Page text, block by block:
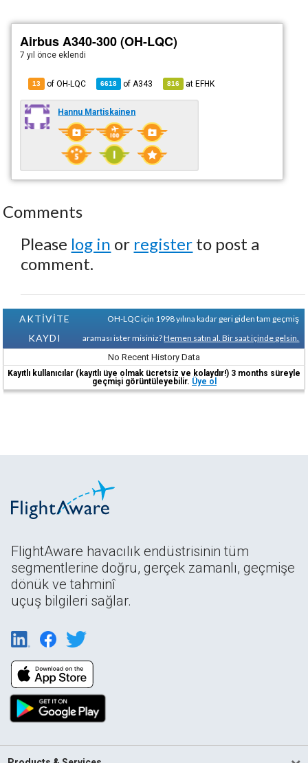
Airbus A340-300 (OH-LQC)
7 yıl önce eklendi
13 of OH-LQC 6618 of A343 816 atEFHK
Hannu Martiskainen
Comments
Please log in or register to post a
comment.
AKTİVİTE
KAYDI
OH-LQC için 1998 yılına kadar geri giden tam geçmiş
araması ister misiniz?Hemen satın al. Bir saat içinde gelsin.
No Recent History Data
Kayıtlı kullanıcılar (kayıtlı üye olmak ücretsiz ve kolaydır!) 3 months süreyle
geçmişi görüntüleyebilir. Üye ol
FlightAware havacılık endüstrisinin tüm
segmentlerine doğru, gerçek zamanlı, geçmişe
dönük ve tahminî
uçuş bilgileri sağlar.